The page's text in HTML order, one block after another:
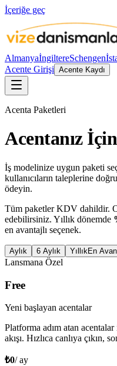
İçeriğe geç
AlmanyaİngiltereSchengen
Acente Girişi Acente Kaydı
Acenta Paketleri
Acentanız İçin
İş modelinize uygun paketi
kullanıcıların taleplerine
ödeyin.
Tüm paketler KDV dahildir.
edebilirsiniz. Yıllık dönemde
en avantajlı seçenek.
Aylık 6 Aylık Yıllık En
Lansmana Özel
Free
Yeni başlayan acentalar
Platforma adım atan
akışı. Hızlıca canlıya çıkın,
₺0/ ay